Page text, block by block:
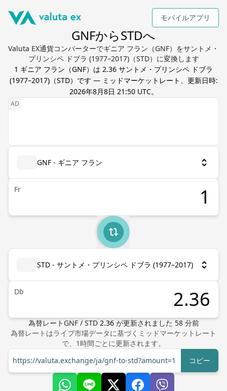
モバイルアプリ
GNFからSTDへ
Valuta EX通貨コンバーターでギニア フラン（GNF）をサントメ・
プリンシペ ドブラ (1977–2017)（STD）に変換します
1 ギニア フラン （GNF）は 2.36 サントメ・プリンシペ ドブラ
(1977–2017)（STD）です — ミッドマーケットレート、更新日時:
2026年8月8日 21:50 UTC。
GNF - ギニア フラン
Fr
STD - サントメ・プリンシペ ドブラ (1977–2017)
Db
為替レート GNF/ STD 2.36 が更新されました 58分前
為替レートはライブ市場データに基づくミッドマーケットレート
で、1時間ごとに更新されます。
https://valuta.exchange/ja/gnf-to-std?amount=1
コピー